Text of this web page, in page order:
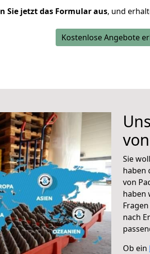
Sie jetzt das Formular aus, und
Kostenlose Angebote
Sie
haben
von
haben
nach
Ob ein